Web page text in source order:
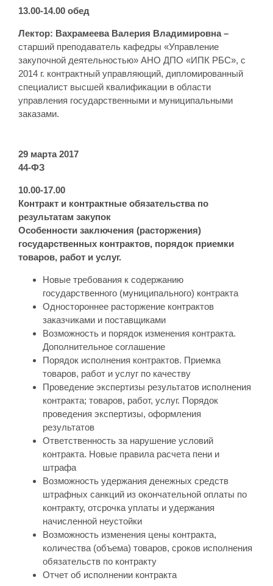
13.00-14.00 обед
Лектор: Вахрамеева Валерия Владимировна –
старший преподаватель кафедры «Управление
закупочной деятельностью» АНО ДПО «ИПК РБС», с
2014 г. контрактный управляющий, дипломированный
специалист высшей квалификации в области
управления государственными и муниципальными
заказами.
29 марта 2017
44-ФЗ
10.00-17.00
Контракт и контрактные обязательства по
результатам закупок
Особенности заключения (расторжения)
государственных контрактов, порядок приемки
товаров, работ и услуг.
Новые требования к содержанию
государственного (муниципального) контракта
Одностороннее расторжение контрактов
заказчиками и поставщиками
Возможность и порядок изменения контракта.
Дополнительное соглашение
Порядок исполнения контрактов. Приемка
товаров, работ и услуг по качеству
Проведение экспертизы результатов исполнения
контракта; товаров, работ, услуг. Порядок
проведения экспертизы, оформления
результатов
Ответственность за нарушение условий
контракта. Новые правила расчета пени и
штрафа
Возможность удержания денежных средств
штрафных санкций из окончательной оплаты по
контракту, отсрочка уплаты и удержания
начисленной неустойки
Возможность изменения цены контракта,
количества (объема) товаров, сроков исполнения
обязательств по контракту
Отчет об исполнении контракта